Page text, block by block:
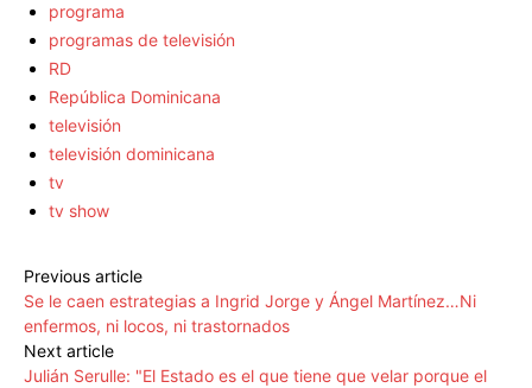
programa
programas de televisión
RD
República Dominicana
televisión
televisión dominicana
tv
tv show
Previous article
Se le caen estrategias a Ingrid Jorge y Ángel Martínez…Ni
enfermos, ni locos, ni trastornados
Next article
Julián Serulle: "El Estado es el que tiene que velar porque el